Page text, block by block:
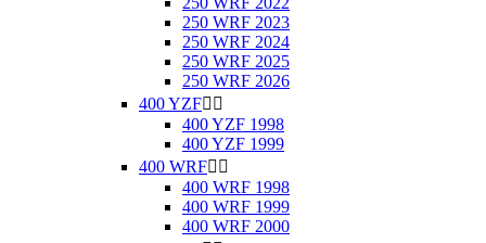
250 WRF 2023
250 WRF 2024
250 WRF 2025
250 WRF 2026
400 YZF 
400 YZF 1998
400 YZF 1999
400 WRF 
400 WRF 1998
400 WRF 1999
400 WRF 2000